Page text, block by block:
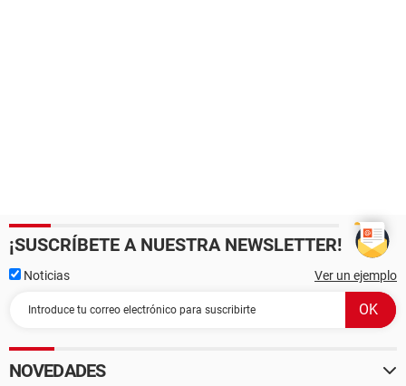
¡SUSCRÍBETE A NUESTRA NEWSLETTER!
Noticias Ver un ejemplo
NOVEDADES